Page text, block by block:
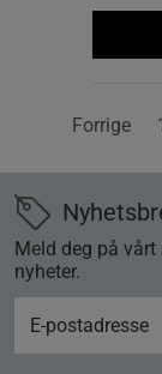
Forrige
Meld deg på
nyheter.